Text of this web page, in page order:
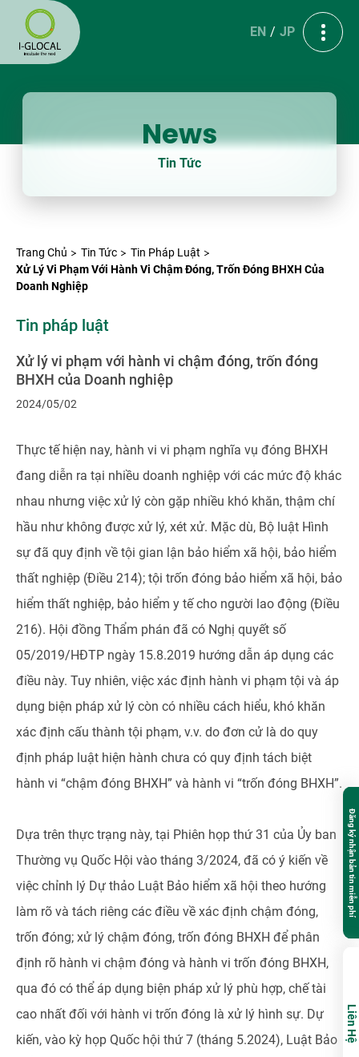
EN JP
News
Tin Tức
Trang Chủ Tin Tức
Tin Pháp Luật
Xử Lý Vi Phạm Với Hành Vi Chậm Đóng, Trốn Đóng BHXH Của
Doanh Nghiệp
Tin pháp luật
Xử lý vi phạm với hành vi chậm đóng, trốn đóng
BHXH của Doanh nghiệp
2024/05/02
Thực tế hiện nay, hành vi vi phạm nghĩa vụ đóng BHXH
đang diễn ra tại nhiều doanh nghiệp với các mức độ khác
nhau nhưng việc xử lý còn gặp nhiều khó khăn, thậm chí
hầu như không được xử lý, xét xử. Mặc dù, Bộ luật Hình
sự đã quy định về tội gian lận bảo hiểm xã hội, bảo hiểm
thất nghiệp (Điều 214); tội trốn đóng bảo hiểm xã hội, bảo
hiểm thất nghiệp, bảo hiểm y tế cho người lao động (Điều
216). Hội đồng Thẩm phán đã có Nghị quyết số
05/2019/HĐTP ngày 15.8.2019 hướng dẫn áp dụng các
điều này. Tuy nhiên, việc xác định hành vi phạm tội và áp
dụng biện pháp xử lý còn có nhiều cách hiểu, khó khăn
xác định cấu thành tội phạm, v.v. do đơn cử là do quy
định pháp luật hiện hành chưa có quy định tách biệt
hành vi “chậm đóng BHXH” và hành vi “trốn đóng BHXH”.
Dựa trên thực trạng này, tại Phiên họp thứ 31 của Ủy ban
Thường vụ Quốc Hội vào tháng 3/2024, đã có ý kiến về
việc chỉnh lý Dự thảo Luật Bảo hiểm xã hội theo hướng
làm rõ và tách riêng các điều về xác định chậm đóng,
trốn đóng; xử lý chậm đóng, trốn đóng BHXH để phân
định rõ hành vi chậm đóng và hành vi trốn đóng BHXH,
qua đó có thể áp dụng biện pháp xử lý phù hợp, chế tài
cao nhất đối với hành vi trốn đóng là xử lý hình sự. Dự
kiến, vào kỳ họp Quốc hội thứ 7 (tháng 5.2024), Luật Bảo
Đăng ký nhận bản tin miễn phí
Liên Hệ